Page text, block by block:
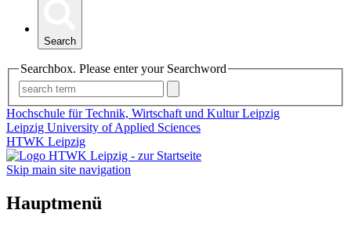
Search
Searchbox. Please enter your Searchword
Hochschule für Technik, Wirtschaft und Kultur Leipzig
Leipzig University of Applied Sciences
HTWK Leipzig
Skip main site navigation
Hauptmenü